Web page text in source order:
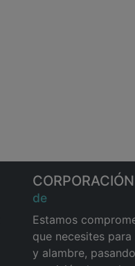
de
Estamos
que necesites
y alambre,